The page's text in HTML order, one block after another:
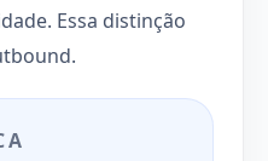
Essa distinção